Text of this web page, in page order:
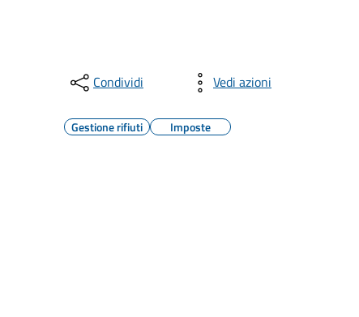
Condividi Vedi azioni
Gestione rifiuti Imposte